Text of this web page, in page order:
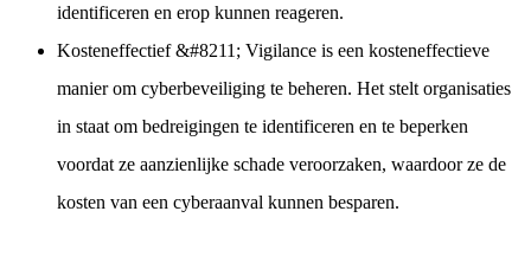
identificeren en erop kunnen reageren.
Kosteneffectief&#8211; Vigilance is een kosteneffectieve
manier om cyberbeveiliging te beheren. Het stelt organisaties
in staat om bedreigingen te identificeren en te beperken
voordat ze aanzienlijke schade veroorzaken, waardoor ze de
kosten van een cyberaanval kunnen besparen.